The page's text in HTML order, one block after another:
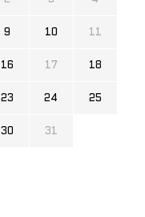
9 10 11
16 17 18
23 24 25
30
31